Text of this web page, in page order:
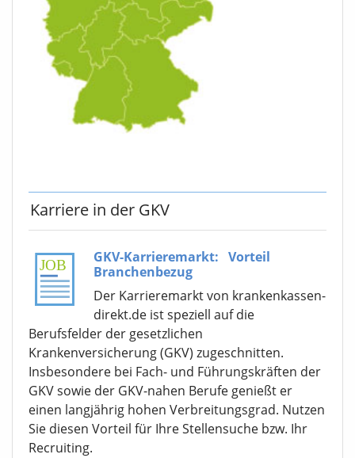
Karriere in der GKV
GKV-Karrieremarkt: Vorteil
Branchenbezug
Der Karrieremarkt von krankenkassen-
direkt.de ist speziell auf die
Berufsfelder der gesetzlichen
Krankenversicherung (GKV) zugeschnitten.
Insbesondere bei Fach- und Führungskräften der
GKV sowie der GKV-nahen Berufe genießt er
einen langjährig hohen Verbreitungsgrad. Nutzen
Sie diesen Vorteil für Ihre Stellensuche bzw. Ihr
Recruiting.